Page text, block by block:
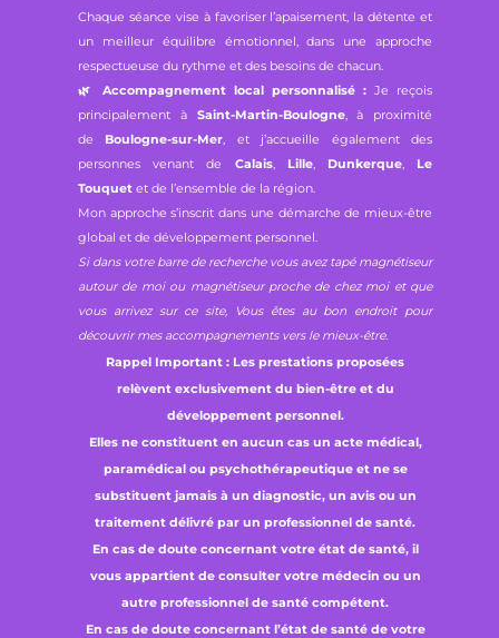
Chaque séance vise à favoriser l’apaisement, la détente et
un meilleur équilibre émotionnel, dans une approche
respectueuse du rythme et des besoins de chacun.
🌿
Accompagnement local personnalisé : Je reçois
principalement à Saint-Martin-Boulogne, à proximité
de Boulogne-sur-Mer , et j’accueille également des
personnes venant de Calais, Lille, Dunkerque, Le
Touquet et de l’ensemble de la région.
Mon approche s’inscrit dans une démarche de mieux-être
global et de développement personnel.
Si dans votre barre de recherche vous avez tapé magnétiseur
autour de moi ou magnétiseur proche de chez moi et que
vous arrivez sur ce site, Vous êtes au bon endroit pour
découvrir mes accompagnements vers le mieux-être.
Rappel Important : Les prestations proposées
relèvent exclusivement du bien-être et du
développement personnel.
Elles ne constituent en aucun cas un acte médical,
paramédical ou psychothérapeutique et ne se
substituent jamais à un diagnostic, un avis ou un
traitement délivré par un professionnel de santé.
En cas de doute concernant votre état de santé, il
vous appartient de consulter votre médecin ou un
autre professionnel de santé compétent.
En cas de doute concernant l’état de santé de votre